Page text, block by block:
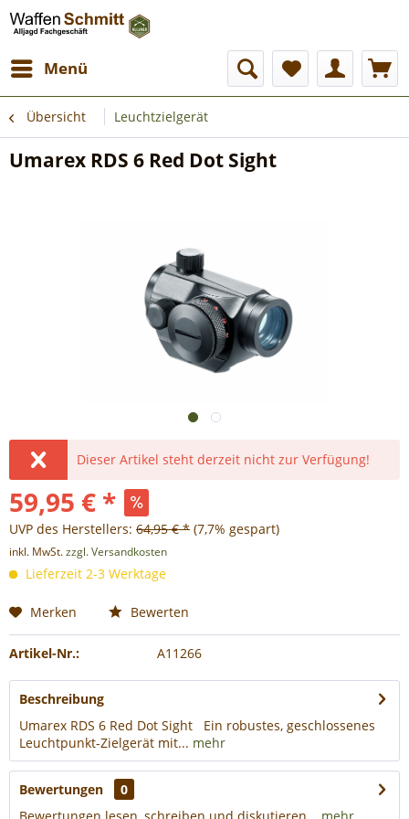
Menü
Übersicht Leuchtzielgerät
Umarex RDS 6 Red Dot Sight
Dieser Artikel steht derzeit nicht zur Verfügung!
59,95 € *
UVP des Herstellers: 64,95 € * (7,7% gespart)
inkl. MwSt.zzgl. Versandkosten
Lieferzeit 2-3 Werktage
Merken Bewerten
Artikel-Nr.: A11266
Beschreibung
Umarex RDS 6 Red Dot Sight Ein robustes, geschlossenes
Leuchtpunkt-Zielgerät mit... mehr
Bewertungen
0